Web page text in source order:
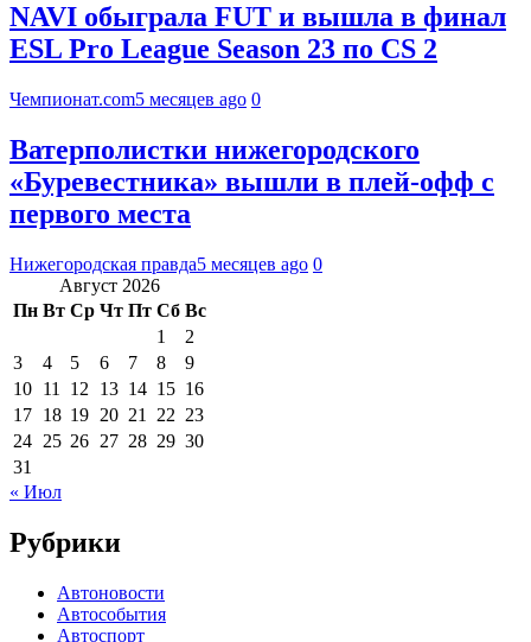
NAVI обыграла FUT и вышла в финал
ESL Pro League Season 23 по CS 2
Чемпионат.com5 месяцев ago 0
Ватерполистки нижегородского
«Буревестника» вышли в плей-офф с
первого места
Нижегородская правда5 месяцев ago 0
Август 2026
Пн Вт Ср Чт Пт Сб Вс
1
2
3
4 5 6 7 8
9
10 11 12 13 14 15 16
17 18 19 20 21 22 23
24 25 26 27 28 29 30
31
« Июл
Рубрики
Автоновости
Автособытия
Автоспорт